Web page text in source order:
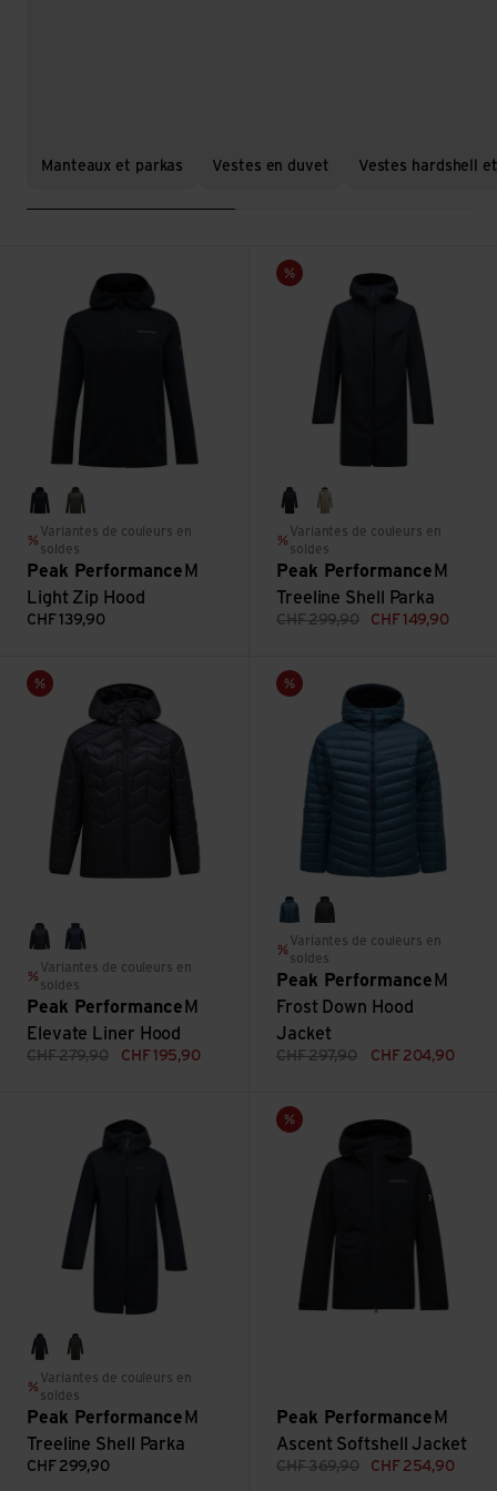
Manteaux et parkas Vestes en duvet Vestes hardshell
blackpine needle
Variantes de couleurs en
soldes
Peak Performance M
Light Zip Hood
CHF 139,90
Vente
blackavid beige
Variantes de couleurs en
soldes
Peak Performance M
Treeline Shell Parka
CHF299,90 CHF 149,90
Voir M Treeline Shell Parka
Vente
blackblue shadow
Variantes de couleurs en
soldes
Peak Performance M
Elevate Liner Hood
CHF279,90 CHF 195,90
Voir M Elevate Liner Hood
Vente
mountain lake
olive extreme
Variantes de couleurs en
soldes
Peak Performance M
Frost Down Hood
Jacket
CHF297,90 CHF 204,90
Voir M Frost Down Hood
blackolive extreme
Variantes de couleurs en
soldes
Peak Performance M
Treeline Shell Parka
CHF 299,90
Vente
Peak Performance M
Ascent Softshell Jacket
CHF369,90 CHF 254,90
Voir M Ascent Softshell Jacket